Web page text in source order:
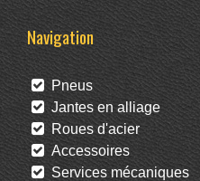
Navigation
Pneus
Jantes en alliage
Roues d'acier
Accessoires
Services mécaniques